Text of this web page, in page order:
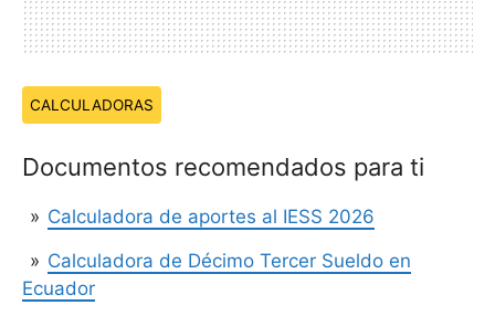
Temas:
CALCULADORAS
Documentos recomendados para ti
Calculadora de aportes al IESS 2026
Calculadora de Décimo Tercer Sueldo en
Ecuador